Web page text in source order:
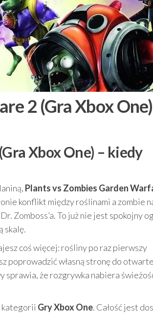
2 (Gra Xbox One)
Xbox One) – kiedy
Plants vs Zombies Garden
konflikt między roślinami a zombie
Zomboss’a. To już nie jest spokojny
skalę.
coś więcej: rośliny po raz pierwszy
poprowadzić własną stronę do
sprawia, że rozgrywka nabiera
kategorii Gry Xbox One. Całość jest